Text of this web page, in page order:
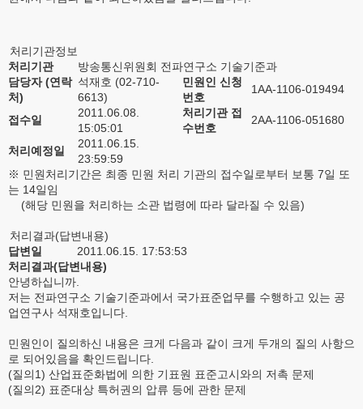
처리기관정보
처리기관
방송통신위원회 전파연구소 기술기준과
담당자 (연락
처)
석재호 (02-710-
6613)
민원인 신청
번호
1AA-1106-019494
접수일
2011.06.08.
15:05:01
처리기관 접
수번호
2AA-1106-051680
처리예정일
2011.06.15.
23:59:59
※ 민원처리기간은 최종 민원 처리 기관의 접수일로부터 보통 7일 또
는 14일임
(해당 민원을 처리하는 소관 법령에 따라 달라질 수 있음)
처리결과(답변내용)
답변일
2011.06.15. 17:53:53
처리결과(답변내용)
안녕하십니까.
저는 전파연구소 기술기준과에서 국가표준업무를 수행하고 있는 공
업연구사 석재호입니다.
민원인이 질의하신 내용은 크게 다음과 같이 크게 두개의 질의 사항으
로 되어있음을 확인드립니다.
(질의1) 산업표준화법에 의한 기표원 표준고시와의 저촉 문제
(질의2) 표준대상 특허권의 압류 등에 관한 문제